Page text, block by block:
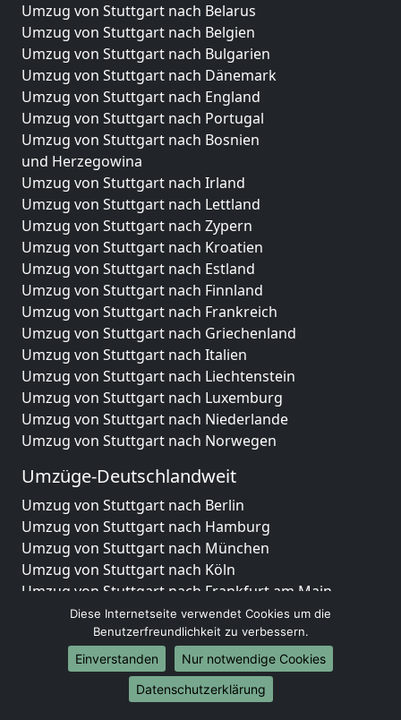
Umzug von Stuttgart nach Belarus
Umzug von Stuttgart nach Belgien
Umzug von Stuttgart nach Bulgarien
Umzug von Stuttgart nach Dänemark
Umzug von Stuttgart nach England
Umzug von Stuttgart nach Portugal
Umzug von Stuttgart nach Bosnien
und Herzegowina
Umzug von Stuttgart nach Irland
Umzug von Stuttgart nach Lettland
Umzug von Stuttgart nach Zypern
Umzug von Stuttgart nach Kroatien
Umzug von Stuttgart nach Estland
Umzug von Stuttgart nach Finnland
Umzug von Stuttgart nach Frankreich
Umzug von Stuttgart nach Griechenland
Umzug von Stuttgart nach Italien
Umzug von Stuttgart nach Liechtenstein
Umzug von Stuttgart nach Luxemburg
Umzug von Stuttgart nach Niederlande
Umzug von Stuttgart nach Norwegen
Umzüge-Deutschlandweit
Umzug von Stuttgart nach Berlin
Umzug von Stuttgart nach Hamburg
Umzug von Stuttgart nach München
Umzug von Stuttgart nach Köln
Umzug von Stuttgart nach Frankfurt am Main
Umzug von Stuttgart nach Stuttgart
Umzug von Stuttgart nach Düsseldorf
Umzug von Stuttgart nach Leipzig
Umzug von Stuttgart nach Dortmund
Umzug von Stuttgart nach Essen
Diese Internetseite verwendet Cookies um die
Benutzerfreundlichkeit zu verbessern.
Einverstanden
Nur notwendige Cookies
Datenschutzerklärung